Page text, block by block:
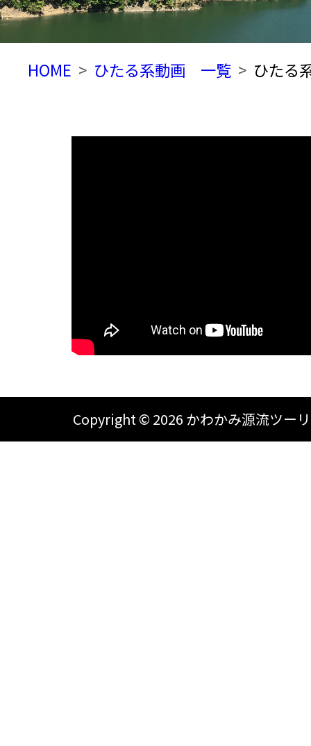
HOME ひたる系動画 一覧 ひたる
Copyright © 2026 かわかみ源流ツー